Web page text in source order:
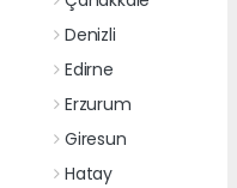
Denizli
Edirne
Erzurum
Giresun
Hatay